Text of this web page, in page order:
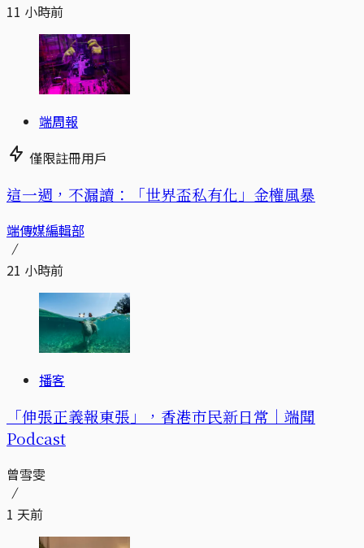
11 小時前
端周報
僅限註冊用戶
這一週，不漏讀：「世界盃私有化」金權風暴
端傳媒編輯部
21 小時前
播客
「伸張正義報東張」，香港市民新日常｜端聞
Podcast
曾雪雯
1 天前